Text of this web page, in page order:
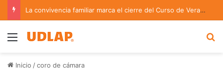
La convivencia familiar marca el cierre del Curso de Verano de Escuelas Aztecas
Menu
Inicio /coro de cámara